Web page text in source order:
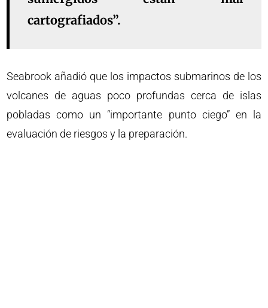
cartografiados”.
Seabrook añadió que los impactos submarinos de los
volcanes de aguas poco profundas cerca de islas
pobladas como un “importante punto ciego” en la
evaluación de riesgos y la preparación.